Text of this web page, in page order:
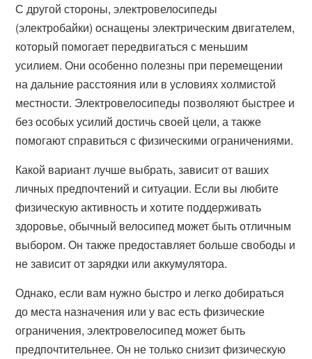
С другой стороны, электровелосипеды
(электробайки) оснащены электрическим двигателем,
который помогает передвигаться с меньшим
усилием. Они особенно полезны при перемещении
на дальние расстояния или в условиях холмистой
местности. Электровелосипеды позволяют быстрее и
без особых усилий достичь своей цели, а также
помогают справиться с физическими ограничениями.
Какой вариант лучше выбрать, зависит от ваших
личных предпочтений и ситуации. Если вы любите
физическую активность и хотите поддерживать
здоровье, обычный велосипед может быть отличным
выбором. Он также предоставляет больше свободы и
не зависит от зарядки или аккумулятора.
Однако, если вам нужно быстро и легко добираться
до места назначения или у вас есть физические
ограничения, электровелосипед может быть
предпочтительнее. Он не только снизит физическую